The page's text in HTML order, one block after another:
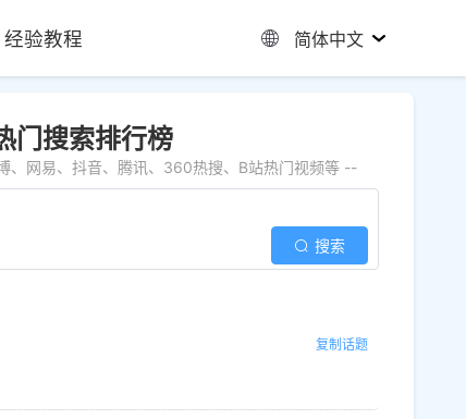
经验教程 简体中文
门搜索排行榜
、网易、抖音、腾讯、360热搜、B站热门视频等 --
搜索
复制话题